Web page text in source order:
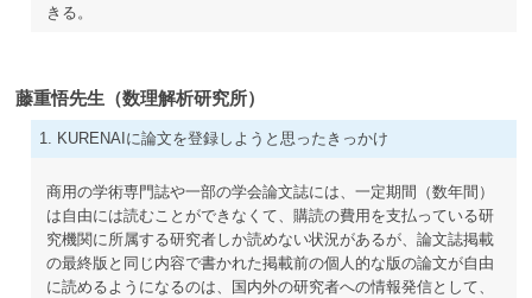
きる。
藤重悟先生（数理解析研究所）
1. KURENAIに論文を登録しようと思ったきっかけ
商用の学術専門誌や一部の学会論文誌には、一定期間（数年間）
は自由には読むことができなくて、購読の費用を支払っている研
究機関に所属する研究者しか読めない状況があるが、論文誌掲載
の最終版と同じ内容で書かれた掲載前の個人的な版の論文が自由
に読めるようになるのは、国内外の研究者への情報発信として、